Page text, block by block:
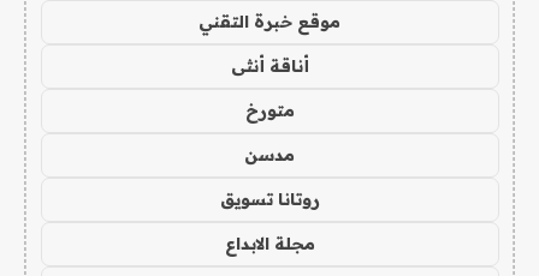
موقع خبرة التقني
أناقة أنثى
متورخ
مدسن
روتانا تسويق
مجلة الابداع